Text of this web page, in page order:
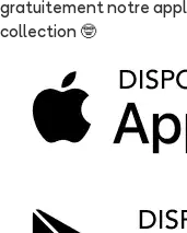
gratuitement notre
collection 🤓